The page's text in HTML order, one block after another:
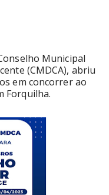
Municipal
(CMDCA), abriu
em concorrer ao
Forquilha.